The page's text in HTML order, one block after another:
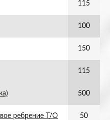
115
100
150
115
500
ребрение Т/О 50